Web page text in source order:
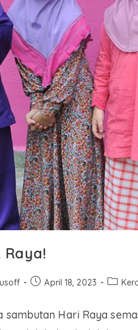
Raya!
April 18, 2023
sambutan Hari Raya